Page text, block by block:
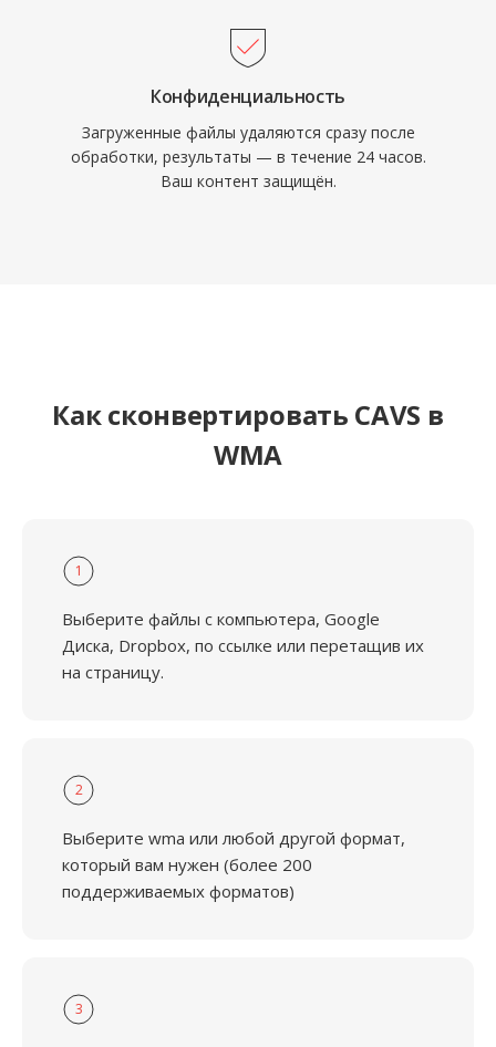
Конфиденциальность
Загруженные файлы удаляются сразу после
обработки, результаты — в течение 24 часов.
Ваш контент защищён.
Как сконвертировать CAVS в
WMA
1
Выберите файлы с компьютера, Google
Диска, Dropbox, по ссылке или перетащив их
на страницу.
2
Выберите wma или любой другой формат,
который вам нужен (более 200
поддерживаемых форматов)
3